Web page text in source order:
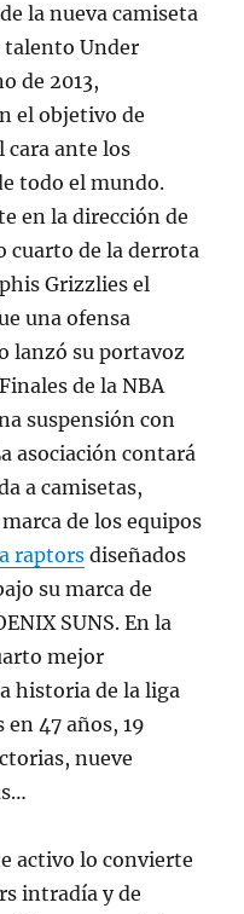
la nueva camiseta
talento Under
de 2013,
el objetivo de
ante los
todo el mundo.
en la dirección de
de la derrota
Grizzlies el
una ofensa
lanzó su portavoz
de la NBA
suspensión con
asociación contará
a camisetas,
de los equipos
raptors diseñados
su marca de
SUNS. En la
mejor
historia de la liga
47 años, 19
nueve
activo lo convierte
intradía y de